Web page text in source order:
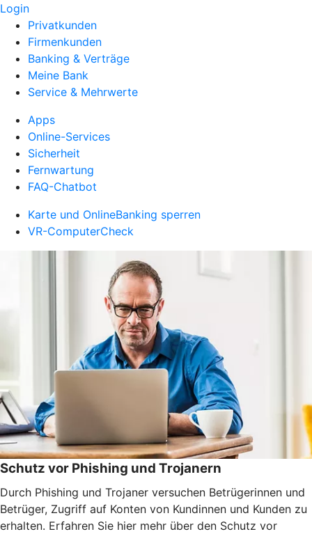
Login
Privatkunden
Firmenkunden
Banking & Verträge
Meine Bank
Service & Mehrwerte
Apps
Online-Services
Sicherheit
Fernwartung
FAQ-Chatbot
Karte und OnlineBanking sperren
VR-ComputerCheck
Schutz vor Phishing und Trojanern
Durch Phishing und Trojaner versuchen Betrügerinnen und
Betrüger, Zugriff auf Konten von Kundinnen und Kunden zu
erhalten. Erfahren Sie hier mehr über den Schutz vor